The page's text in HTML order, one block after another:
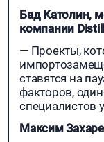
Бад Католин,
компании
— Проекты,
ставятся на
факторов,
специалистов
Максим